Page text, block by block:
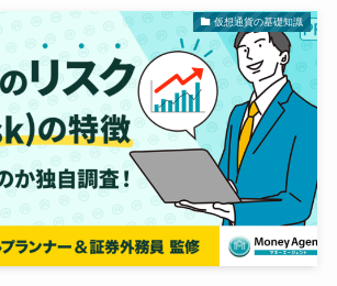
仮想通貨の基礎知識